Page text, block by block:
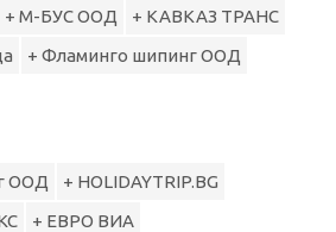
+ M-БУС ООД
+ КАВКАЗ ТРАНС
+ Фламинго шипинг ООД
ООД
+ HOLIDAYTRIP.BG
+ ЕВРО ВИА